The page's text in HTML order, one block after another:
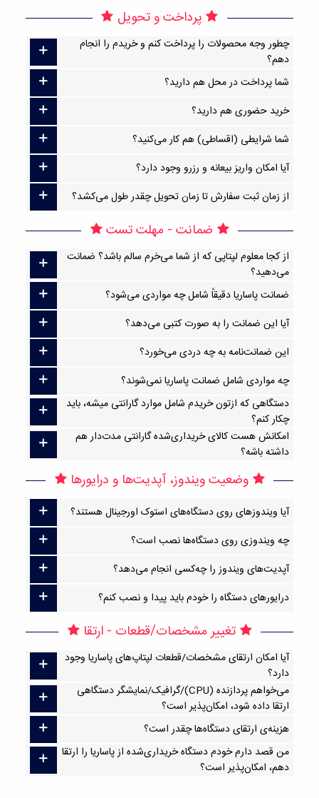
پرداخت و تحویل
چطور وجه محصولات را پرداخت کنم و خریدم را انجام
دهم؟
شما پرداخت در محل هم دارید؟
خرید حضوری هم دارید؟
شما شرایطی (اقساطی) هم کار می‌کنید؟
آیا امکان واریز بیعانه و رزرو وجود دارد؟
از زمان ثبت سفارش تا زمان تحویل چقدر طول می‌کشد؟
ضمانت - مهلت تست
از کجا معلوم لپتاپی که از شما می‌خرم سالم باشد؟ ضمانت
می‌دهید؟
ضمانت پاساریا دقیقاً شامل چه مواردی می‌شود؟
آیا این ضمانت را به صورت کتبی می‌دهد؟
این ضمانت‌نامه به چه دردی می‌خورد؟
چه مواردی شامل ضمانت پاساریا نمی‌شوند؟
دستگاهی که ازتون خریدم شامل موارد گارانتی میشه، باید
چکار کنم؟
امکانش هست کالای خریداری‌شده گارانتی مدت‌دار هم
داشته باشه؟
وضعیت ویندوز، آپدیت‌ها و درایورها
آیا ویندوزهای روی دستگاه‌های استوک اورجینال هستند؟
چه ویندوزی روی دستگاه‌ها نصب است؟
آپدیت‌های ویندوز را چه‌کسی انجام می‌دهد؟
درایورهای دستگاه را خودم باید پیدا و نصب کنم؟
تغییر مشخصات/قطعات - ارتقا
آیا امکان ارتقا‌ی مشخصات/قطعات لپتاپ‌های پاساریا وجود
دارد؟
می‌خواهم پردازنده (CPU)/گرافیک/نمایشگر دستگاهی
ارتقا داده شود، امکان‌پذیر است؟
هزینه‌ی ارتقای دستگاه‌ها چقدر است؟
من قصد دارم خودم دستگاه خریداری‌شده از پاساریا را ارتقا
دهم، امکان‌پذیر است؟